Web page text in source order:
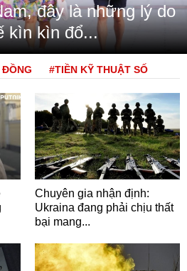
đây là những lý do
kìn kìn đổ...
ĐỒNG #TIỀN KỸ THUẬT SỐ
Chuyên gia nhận định:
Ukraina đang phải chịu thất
bại mang...